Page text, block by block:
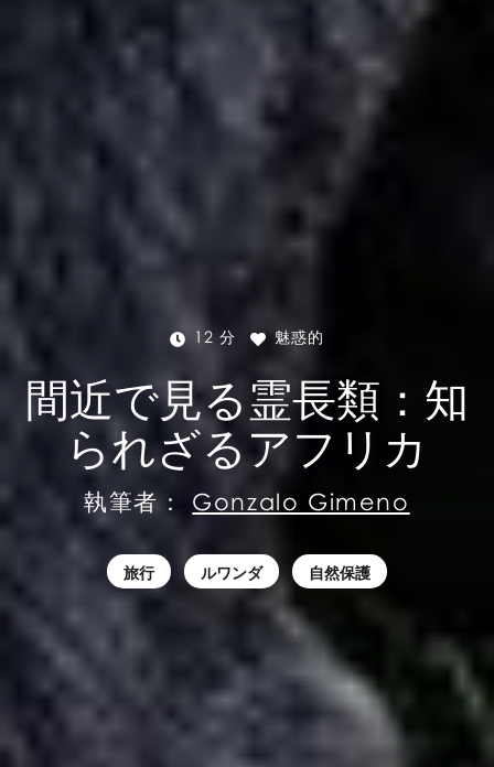
12 分 魅惑的
間近で見る霊長類：知
られざるアフリカ
執筆者： Gonzalo Gimeno
旅行 ルワンダ 自然保護